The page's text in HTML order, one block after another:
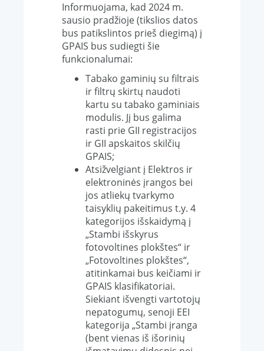
Informuojama, kad 2024 m.
sausio pradžioje (tikslios datos
bus patikslintos prieš diegimą) į
GPAIS bus sudiegti šie
funkcionalumai:
Tabako gaminių su filtrais
ir filtrų skirtų naudoti
kartu su tabako gaminiais
modulis. Jį bus galima
rasti prie GII registracijos
ir GII apskaitos skilčių
GPAIS;
Atsižvelgiant į Elektros ir
elektroninės įrangos bei
jos atliekų tvarkymo
taisyklių pakeitimus t.y. 4
kategorijos išskaidymą į
„Stambi išskyrus
fotovoltines plokštes“ ir
„Fotovoltines plokštes“,
atitinkamai bus keičiami ir
GPAIS klasifikatoriai.
Siekiant išvengti vartotojų
nepatogumų, senoji EEI
kategorija „Stambi įranga
(bent vienas iš išorinių